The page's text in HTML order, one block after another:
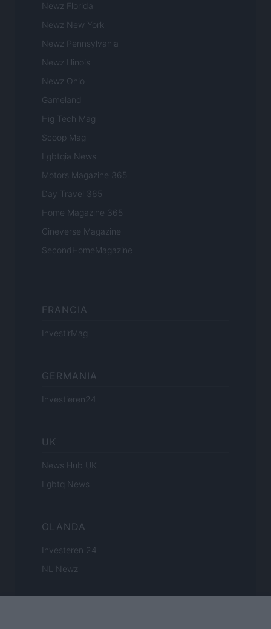
Newz Florida
Newz New York
Newz Pennsylvania
Newz Illinois
Newz Ohio
Gameland
Hig Tech Mag
Scoop Mag
Lgbtqia News
Motors Magazine 365
Day Travel 365
Home Magazine 365
Cineverse Magazine
SecondHomeMagazine
FRANCIA
InvestirMag
GERMANIA
Investieren24
UK
News Hub UK
Lgbtq News
OLANDA
Investeren 24
NL Newz